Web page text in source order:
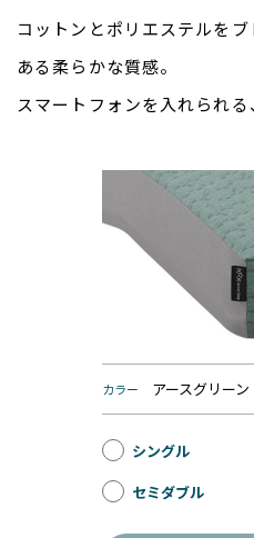
コットンとポリエステルを
ある柔らかな質感。
スマートフォンを入れられる
カラー アースグリーン
シングル
セミダブル